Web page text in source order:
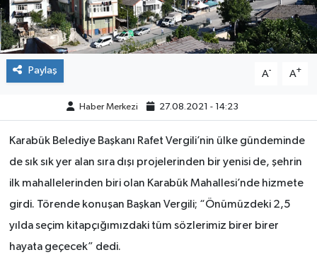
Paylaş A- A+
Haber Merkezi 27.08.2021 - 14:23
Karabük Belediye Başkanı Rafet Vergili’nin ülke gündeminde
de sık sık yer alan sıra dışı projelerinden bir yenisi de, şehrin
ilk mahallelerinden biri olan Karabük Mahallesi’nde hizmete
girdi. Törende konuşan Başkan Vergili; “Önümüzdeki 2,5
yılda seçim kitapçığımızdaki tüm sözlerimiz birer birer
hayata geçecek” dedi.
KÜLTÜR
TURİZM
MAGAZİN
VEFAT
BİLİM&TEKNOLOJİ
TÜRKİYE